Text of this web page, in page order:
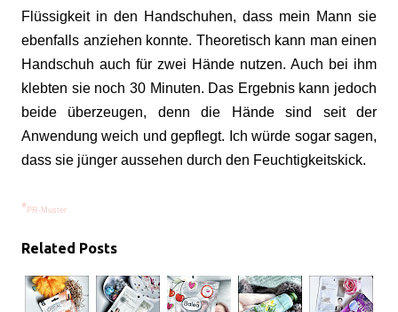
Flüssigkeit in den Handschuhen, dass mein Mann sie
ebenfalls anziehen konnte. Theoretisch kann man einen
Handschuh auch für zwei Hände nutzen. Auch bei ihm
klebten sie noch 30 Minuten. Das Ergebnis kann jedoch
beide überzeugen, denn die Hände sind seit der
Anwendung weich und gepflegt. Ich würde sogar sagen,
dass sie jünger aussehen durch den Feuchtigkeitskick.
* PR-Muster
Related Posts